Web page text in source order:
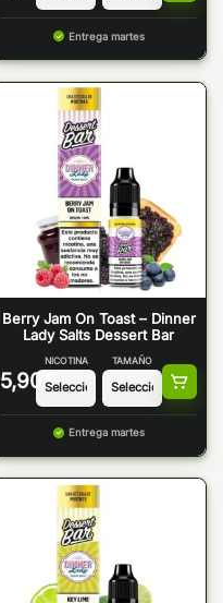
Entrega martes
Berry Jam On Toast – Dinner
Lady Salts Dessert Bar
5,90 €
NICOTINA TAMAÑO
Entrega martes